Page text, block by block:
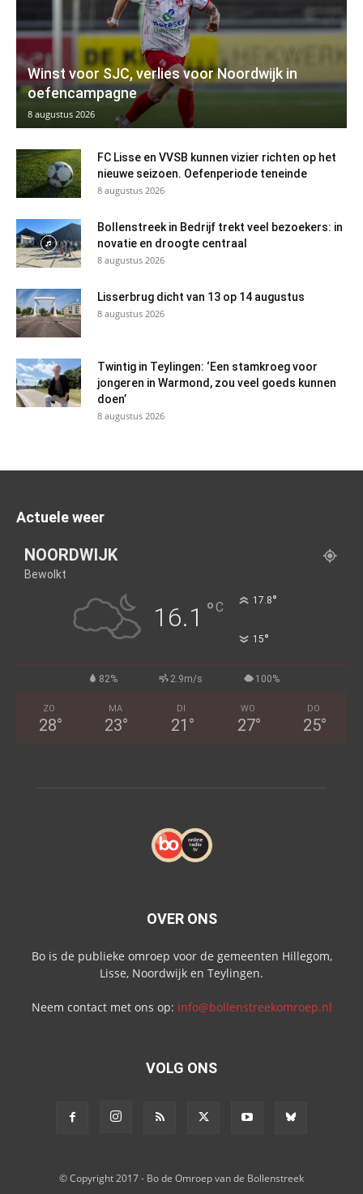
Winst voor SJC, verlies voor Noordwijk in
oefencampagne
8 augustus 2026
FC Lisse en VVSB kunnen vizier richten op het
nieuwe seizoen. Oefenperiode teneinde
8 augustus 2026
Bollenstreek in Bedrijf trekt veel bezoekers: in
novatie en droogte centraal
8 augustus 2026
Lisserbrug dicht van 13 op 14 augustus
8 augustus 2026
Twintig in Teylingen: ‘Een stamkroeg voor
jongeren in Warmond, zou veel goeds kunnen
doen’
8 augustus 2026
Actuele weer
NOORDWIJK
Bewolkt
16.1 °C 17.8°
15°
82% 2.9m/s 100%
ZO
28°
MA
23°
DI
21 °
WO
27°
DO
25°
OVER ONS
Bo is de publieke omroep voor de gemeenten Hillegom,
Lisse, Noordwijk en Teylingen.
Neem contact met ons op: info@bollenstreekomroep.nl
VOLG ONS
© Copyright 2017 - Bo de Omroep van de Bollenstreek